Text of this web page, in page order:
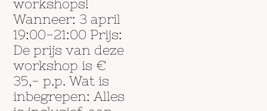
workshops!
Wanneer: 3 april
19:00-21:00 Prijs:
De prijs van deze
workshop is €
35,- p.p. Wat is
inbegrepen: Alles